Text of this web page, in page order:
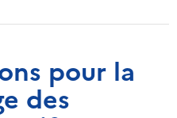
pour la
des